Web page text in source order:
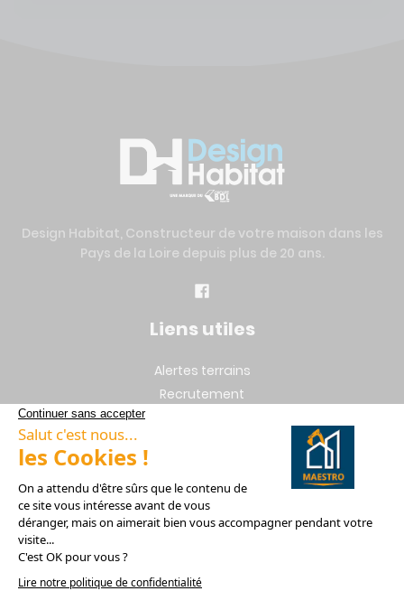
Design Habitat, Constructeur de votre maison dans les
Pays de la Loire depuis plus de 20 ans.
Liens utiles
Alertes terrains
Recrutement
Nos filiales